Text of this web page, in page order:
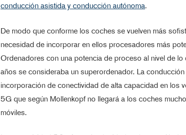
conducción asistida y conducción autónoma.
De modo que conforme los coches se vuelven más
necesidad de incorporar en ellos procesadores más
Ordenadores con una potencia de proceso al nivel de
años se consideraba un superordenador. La
incorporación de conectividad de alta capacidad en los
5G que según Mollenkopf no llegará a los coches
móviles.